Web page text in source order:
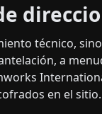
técnico,
a
en el sitio.